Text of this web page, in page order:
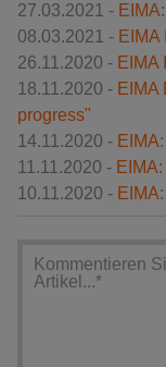
27.03.2021 -
08.03.2021 -
26.11.2020 - EIMA
18.11.2020 -
progress"
14.11.2020 -
11.11.2020 -
10.11.2020 -